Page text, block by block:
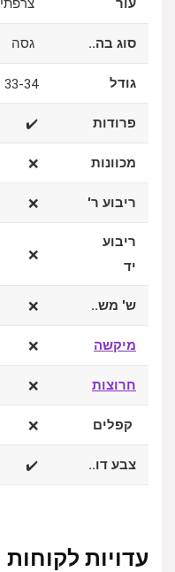
עור צרפתי
סוג בה.. גסה
גודל 33-34
פרודות ✔️
מכוונות ❌
ריבוע ר' ❌
ריבוע
יד
❌
ש' מש.. ❌
מיקשה ❌
חרוצות ❌
קפלים ❌
צבע דו.. ✔️
עדויות לקוחות